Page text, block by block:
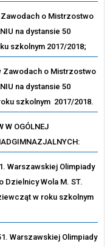
o Mistrzostwo
na dystansie 50
szkolnym 2017/2018;
Zawodach o Mistrzostwo
na dystansie 50
szkolnym 2017/2018.
W OGÓLNEJ
Warszawskiej Olimpiady
Dzielnicy Wola M. ST.
w roku szkolnym
Warszawskiej Olimpiady